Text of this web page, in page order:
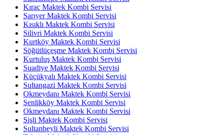
Kıraç Maktek Kombi Servisi
Sarıyer Maktek Kombi Servisi
Kısıklı Maktek Kombi Servisi
Silivri Maktek Kombi Servisi
Kurtköy Maktek Kombi Servisi
Söğütlüçeşme Maktek Kombi Servisi
Kurtuluş Maktek Kombi Servisi
Suadiye Maktek Kombi Servisi
Küçükyalı Maktek Kombi Servisi
Sultangazi Maktek Kombi Servisi
Okmeydanı Maktek Kombi Servisi
Şenlikköy Maktek Kombi Servisi
Okmeydanı Maktek Kombi Servisi
Şişli Maktek Kombi Servisi
Sultanbeyli Maktek Kombi Servisi